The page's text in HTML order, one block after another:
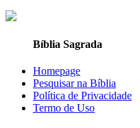
Bíblia Sagrada
Homepage
Pesquisar na Bíblia
Política de Privacidade
Termo de Uso